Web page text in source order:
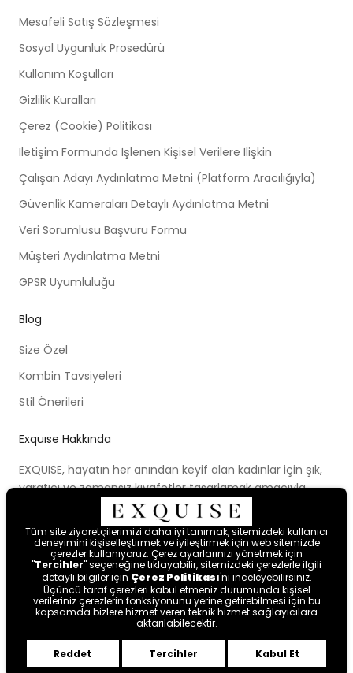
Mesafeli Satış Sözleşmesi
Sosyal Uygunluk Prosedürü
Kullanım Koşulları
Gizlilik Kuralları
Çerez (Cookie) Politikası
İletişim Formunda İşlenen Kişisel Verilere İlişkin
Çalışan Adayı Aydınlatma Metni (Platform Aracılığıyla)
Güvenlik Kameraları Detaylı Aydınlatma Metni
Veri Sorumlusu Başvuru Formu
Müşteri Aydınlatma Metni
GPSR Uyumluluğu
Blog
Size Özel
Kombin Tavsiyeleri
Stil Önerileri
Exquıse Hakkında
EXQUISE, hayatın her anından keyif alan kadınlar için şık,
yaratıcı ve zamansız kıyafetler tasarlamak amacıyla
kurulmuştur. Kurulduğu ilk günden beri ortaya koymaya
çalıştığı modern tasarım anlayışı, cesur renk paletleri,
yenilikçi kalıpları ve farklı bakış açısıyla kadınları hayal
etmeye ve mutlu hissetmeye davet etmektedir.
Byte tarafından tasarlanmıştır.
Tüm site ziyaretçilerimizi daha iyi tanımak, sitemizdeki kullanıcı
deneyimini kişiselleştirmek ve iyileştirmek için web sitemizde
çerezler kullanıyoruz. Çerez ayarlarınızı yönetmek için
"Tercihler" seçeneğine tıklayabilir, sitemizdeki çerezlerle ilgili
detaylı bilgiler için Çerez Politikası'nı inceleyebilirsiniz.
Üçüncü taraf çerezleri kabul etmeniz durumunda kişisel
verileriniz çerezlerin fonksiyonunu yerine getirebilmesi için bu
kapsamda bizlere hizmet veren teknik hizmet sağlayıcılara
aktarılabilecektir.
Reddet Tercihler Kabul Et